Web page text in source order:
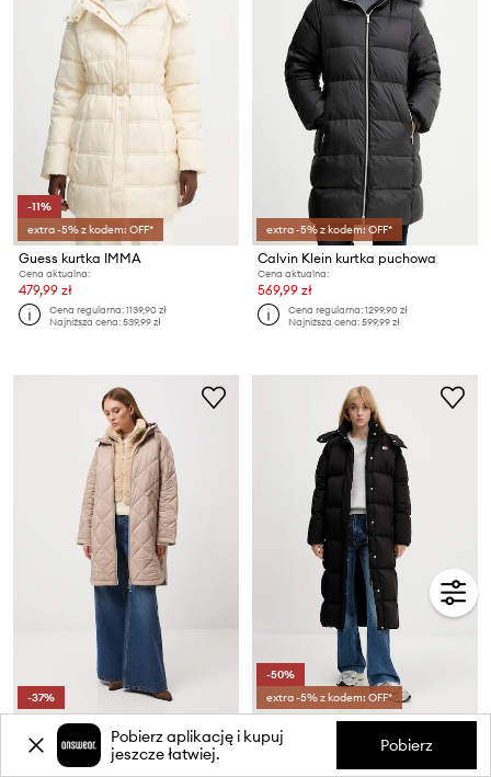
-11%
extra -5% z kodem: OFF*
Guess kurtka IMMA
Cena aktualna:
479,99 zł
Cena regularna:1139,90 zł
Najniższa cena:539,99 zł
extra -5% z kodem: OFF*
Calvin Klein kurtka puchowa
Cena aktualna:
569,99 zł
Cena regularna:1299,90 zł
Najniższa cena:599,99 zł
-37%
Medicine płaszcz
Cena aktualna:
199,90 zł
-50%
extra -5% z kodem: OFF*
Tommy Jeans kurtka puchowa
Cena aktualna:
Pobierz aplikację i kupuj
jeszcze łatwiej.
Pobierz